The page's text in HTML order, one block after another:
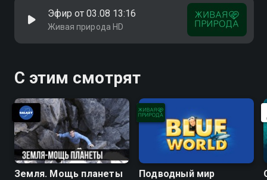
Эфир от 03.08 13:16
Живая природа HD
С этим смотрят
Земля. Мощь планеты Подводный мир